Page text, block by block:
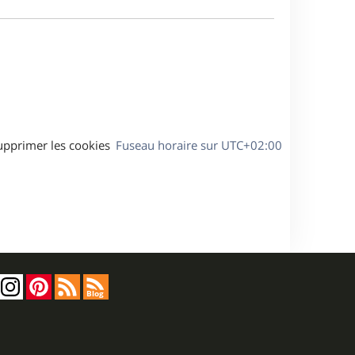
Fuseau horaire sur UTC+02:00
les cookies